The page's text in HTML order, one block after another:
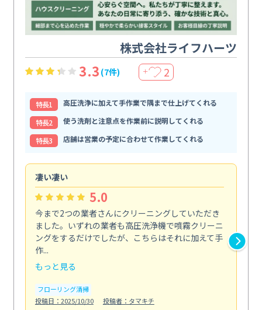
株式会社ライフハーツ
3.3 (7件) ＋ 2
特⻑1
高圧洗浄に加えて手作業で隅まで仕上げてくれる
特⻑2
使う洗剤と注意点を作業前に説明してくれる
特⻑3
店舗は営業の予定に合わせて作業してくれる
凄い凄い
5.0
今まで2つの業者さんにクリーニングしていただき
ました。いずれの業者も高圧洗浄機で噴霧クリーニ
ングをするだけでしたが、こちらはそれに加えて手
作...
もっと見る
フローリング清掃
投稿日：2025/10/30
投稿者：タマキチ